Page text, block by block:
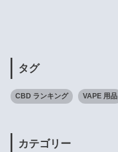
タグ
CBD ランキング VAPE 用品
カテゴリー